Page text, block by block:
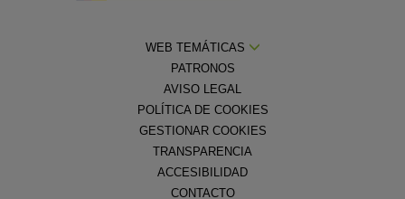
WEB TEMÁTICAS
PATRONOS
AVISO LEGAL
POLÍTICA DE COOKIES
GESTIONAR COOKIES
TRANSPARENCIA
ACCESIBILIDAD
CONTACTO